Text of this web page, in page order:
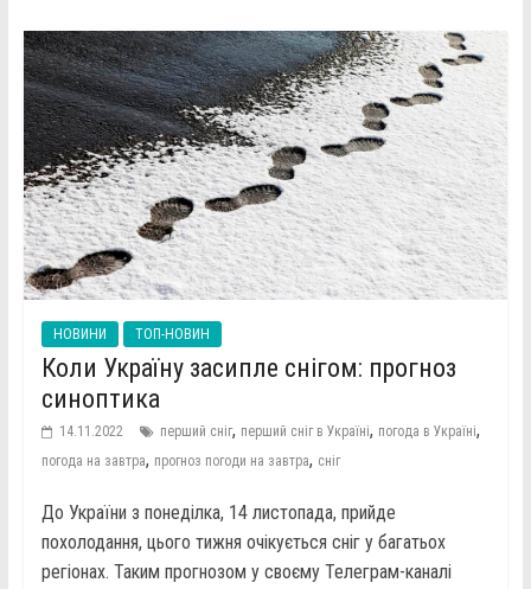
НОВИНИ ТОП-НОВИН
Коли Україну засипле снігом: прогноз
синоптика
14.11.2022 перший сніг, перший сніг в Україні, погода в Україні,
погода на завтра, прогноз погоди на завтра, сніг
До України з понеділка, 14 листопада, прийде
похолодання, цього тижня очікується сніг у багатьох
регіонах. Таким прогнозом у своєму Телеграм-каналі